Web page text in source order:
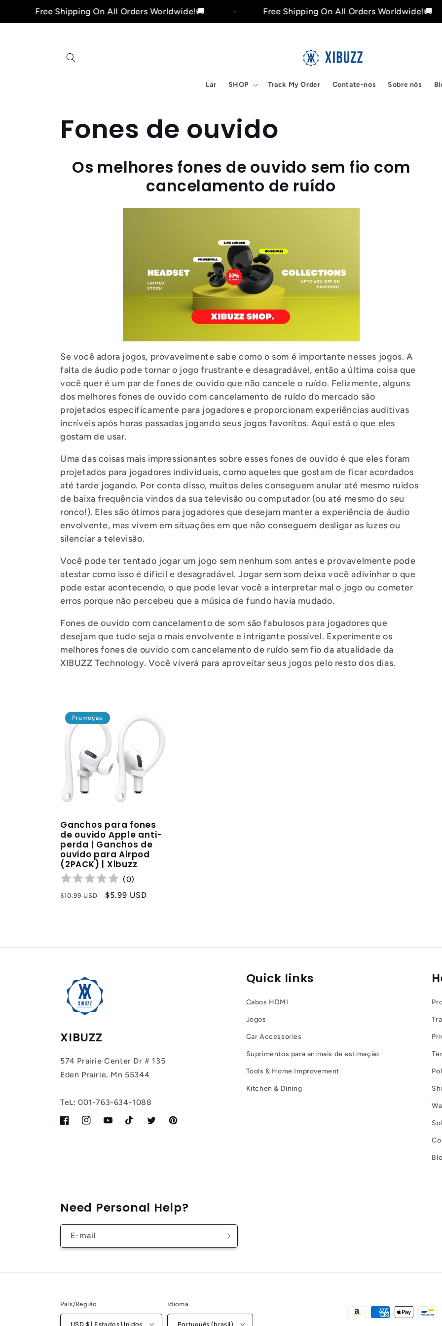
para o
Free Shipping On All Orders Worldwide!🚚 Free Shipping On All Orders Worldwide!🚚
Lar SHOP Track My Order Contate-nos Sobre nós
C
o
:
Fones de ouvido
Os melhores fones de ouvido sem fio com
cancelamento de ruído
Se você adora jogos, provavelmente sabe como o som é importante nesses jogos. A
falta de áudio pode tornar o jogo frustrante e desagradável, então a última coisa que
você quer é um par de fones de ouvido que não cancele o ruído. Felizmente, alguns
dos melhores fones de ouvido com cancelamento de ruído do mercado são
projetados especificamente para jogadores e proporcionam experiências auditivas
incríveis após horas passadas jogando seus jogos favoritos. Aqui está o que eles
gostam de usar.
Uma das coisas mais impressionantes sobre esses fones de ouvido é que eles foram
projetados para jogadores individuais, como aqueles que gostam de ficar acordados
até tarde jogando. Por conta disso, muitos deles conseguem anular até mesmo ruídos
de baixa frequência vindos da sua televisão ou computador (ou até mesmo do seu
ronco!). Eles são ótimos para jogadores que desejam manter a experiência de áudio
envolvente, mas vivem em situações em que não conseguem desligar as luzes ou
silenciar a televisão.
Você pode ter tentado jogar um jogo sem nenhum som antes e provavelmente pode
atestar como isso é difícil e desagradável. Jogar sem som deixa você adivinhar o que
pode estar acontecendo, o que pode levar você a interpretar mal o jogo ou cometer
erros porque não percebeu que a música de fundo havia mudado.
Fones de ouvido com cancelamento de som são fabulosos para jogadores que
desejam que tudo seja o mais envolvente e intrigante possível. Experimente os
melhores fones de ouvido com cancelamento de ruído sem fio da atualidade da
XIBUZZ Technology. Você viverá para aproveitar seus jogos pelo resto dos dias.
Promoção
Ganchos para fones
de ouvido Apple anti-
perda | Ganchos de
ouvido para Airpod
(2PACK) | Xibuzz
(0)
Preço
$10.99 USD
Preço
$5.99 USD
XIBUZZ
574 Prairie Center Dr # 135
Eden Prairie, Mn 55344
TeL: 001-763-634-1088
FacebookInstagramYouTubeTikTok TwitterPinterest
Quick links
Cabos HDMI
Jogos
Car Accessories
Suprimentos para animais de estimação
Tools & Home Improvement
Kitchen & Dining
Need Personal Help?
E-mail
País/Região
USD $ | Estados Unidos
Idioma
Português (brasil)
Formas